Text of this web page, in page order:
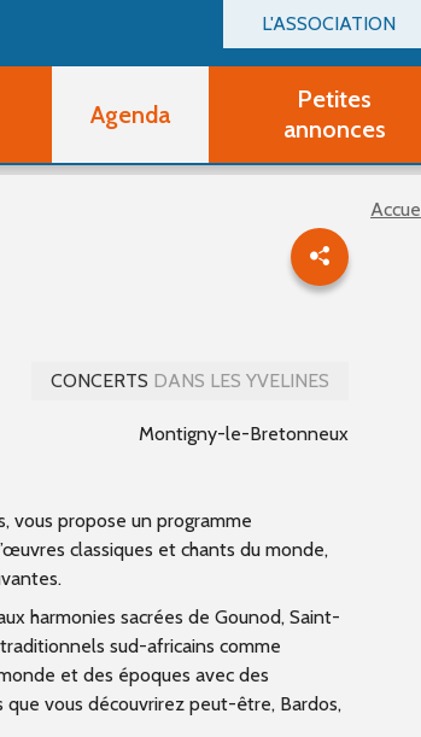
L'ASSOCIATION
Billetterie
Devenir adhérent Groupe
Devenir adhérent
Ouvrir un compte
Questions fréquentes
Agenda
Petites
annonces
Partitions
Autres
CONCERTS DANS LES YVELINES
Montigny-le-Bretonneux
vous propose un programme
classiques et chants du monde,
harmonies sacrées de Gounod, Saint-
sud-africains comme
et des époques avec des
que vous découvrirez peut-être, Bardos,